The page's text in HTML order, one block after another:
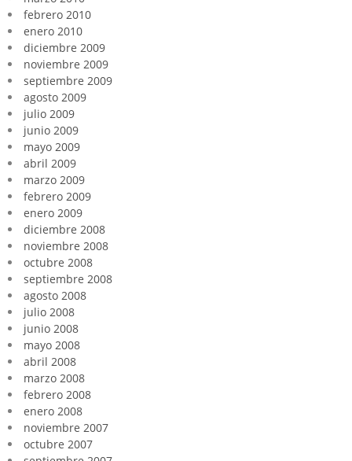
febrero 2010
enero 2010
diciembre 2009
noviembre 2009
septiembre 2009
agosto 2009
julio 2009
junio 2009
mayo 2009
abril 2009
marzo 2009
febrero 2009
enero 2009
diciembre 2008
noviembre 2008
octubre 2008
septiembre 2008
agosto 2008
julio 2008
junio 2008
mayo 2008
abril 2008
marzo 2008
febrero 2008
enero 2008
noviembre 2007
octubre 2007